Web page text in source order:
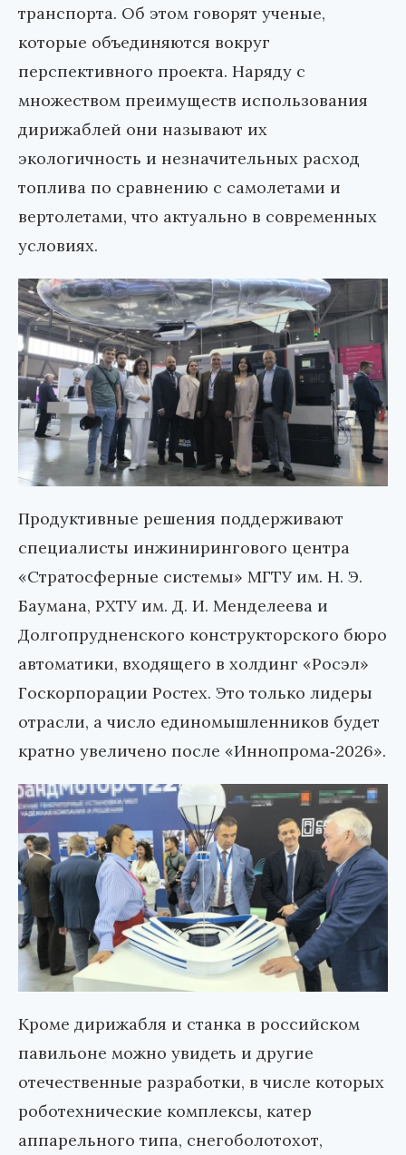
транспорта. Об этом говорят ученые,
которые объединяются вокруг
перспективного проекта. Наряду с
множеством преимуществ использования
дирижаблей они называют их
экологичность и незначительных расход
топлива по сравнению с самолетами и
вертолетами, что актуально в современных
условиях.
Продуктивные решения поддерживают
специалисты инжинирингового центра
«Стратосферные системы» МГТУ им. Н. Э.
Баумана, РХТУ им. Д. И. Менделеева и
Долгопрудненского конструкторского бюро
автоматики, входящего в холдинг «Росэл»
Госкорпорации Ростех. Это только лидеры
отрасли, а число единомышленников будет
кратно увеличено после «Иннопрома‑2026».
Кроме дирижабля и станка в российском
павильоне можно увидеть и другие
отечественные разработки, в числе которых
роботехнические комплексы, катер
аппарельного типа, снегоболотохот,